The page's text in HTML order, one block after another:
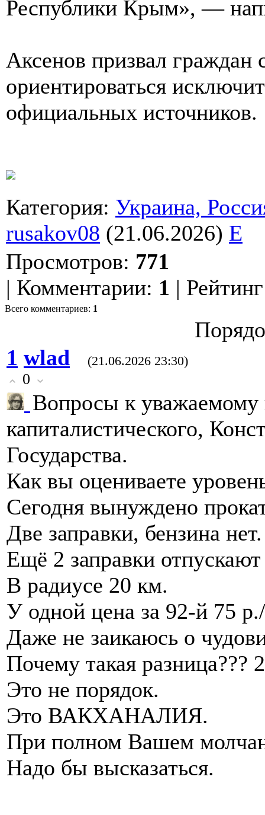
Республики Крым», —
Аксенов призвал граждан
ориентироваться
официальных источников.
Категория: Украина,
rusakov08 (21.06.2026) E
Просмотров: 771
| Комментарии: 1 | Рейтинг
Всего комментариев: 1
1 wlad (21.06.2026 23:30)
0
Вопросы к уважаемому
капиталистического,
Государства.
Как вы оцениваете
Сегодня вынуждено
Две заправки, бензина
Ещё 2 заправки
В радиусе 20 км.
У одной цена за 92-й 75
Даже не заикаюсь о
Почему такая
Это не порядок.
Это ВАКХАНАЛИЯ.
При полном Вашем
Надо бы высказаться.